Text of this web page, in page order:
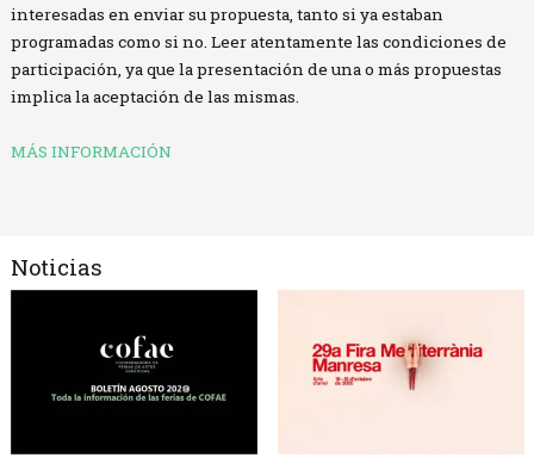
interesadas en enviar su propuesta, tanto si ya estaban
programadas como si no. Leer atentamente las condiciones de
participación, ya que la presentación de una o más propuestas
implica la aceptación de las mismas.
MÁS INFORMACIÓN
Noticias